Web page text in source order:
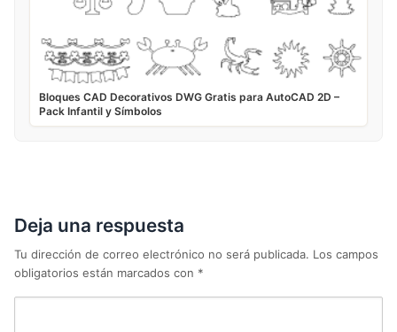
Bloques CAD Decorativos DWG Gratis para AutoCAD 2D –
Pack Infantil y Símbolos
Deja una respuesta
Tu dirección de correo electrónico no será publicada. Los campos
obligatorios están marcados con *